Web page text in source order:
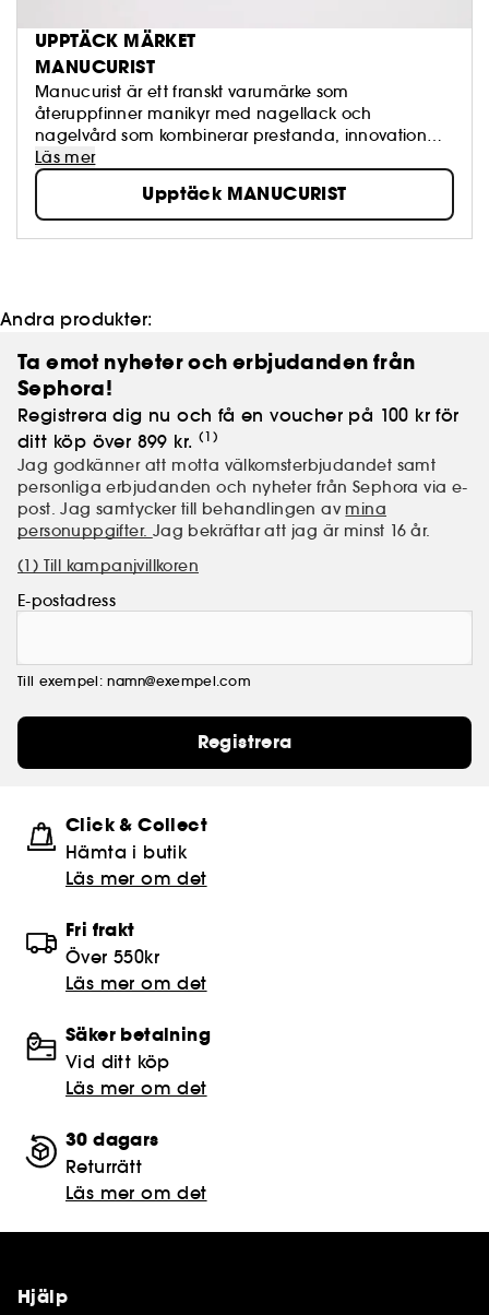
UPPTÄCK MÄRKET
MANUCURIST
Manucurist är ett franskt varumärke som
återuppfinner manikyr med nagellack och
nagelvård som kombinerar prestanda, innovation
och ingredienser av naturligt ursprung. Renare
formuleringar för vackrare naglar, utan att
kompromissa med färg eller hållbarhet. Dina naglar,
men bättre.
Läs mer
Upptäck MANUCURIST
Andra produkter:
Ta emot nyheter och erbjudanden från
Sephora!
Registrera dig nu och få en voucher på 100 kr för
ditt köp över 899 kr. (1)
Jag godkänner att motta välkomsterbjudandet samt
personliga erbjudanden och nyheter från Sephora via e-
post. Jag samtycker till behandlingen av mina
personuppgifter. Jag bekräftar att jag är minst 16 år.
(1) Till kampanjvillkoren
E-postadress
Till exempel: namn@exempel.com
Registrera
Click & Collect
Hämta i butik​
Läs mer om det
Fri frakt
Över 550kr
Läs mer om det
Säker betalning
Vid ditt köp
Läs mer om det
30 dagars
Returrätt
Läs mer om det
Hjälp